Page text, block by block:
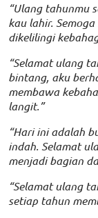
“Ulang tahunmu
kau lahir.
dikelilingi
“Selamat ulang
bintang, aku
membawa
langit.”
“Hari ini adalah
indah. Selamat
menjadi bagian
“Selamat ulang
setiap tahun